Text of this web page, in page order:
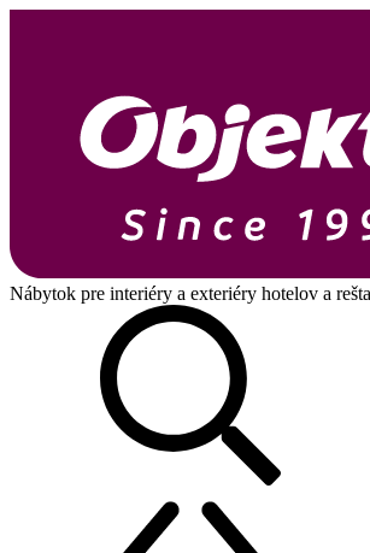
Nábytok pre interiéry a exteriéry hotelov a